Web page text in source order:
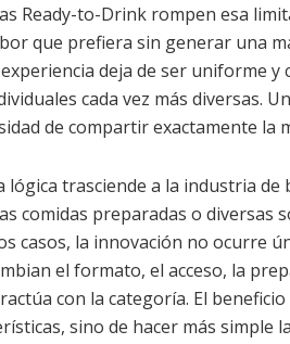
Ready-to-Drink rompen esa
que prefiera sin generar una
deja de ser uniforme y
cada vez más diversas.
de compartir exactamente la
trasciende a la industria de
comidas preparadas o diversas
casos, la innovación no ocurre
el formato, el acceso, la
con la categoría. El
sino de hacer más simple